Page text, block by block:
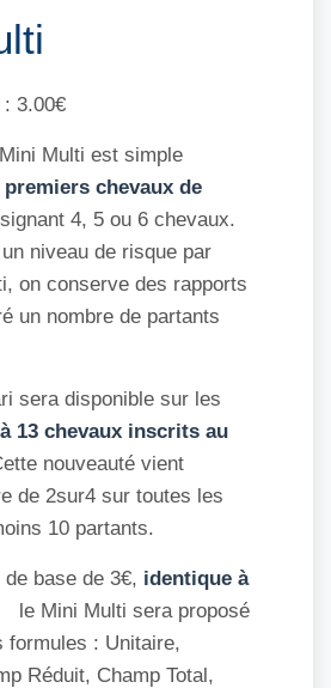
: 3.00€
Multi est simple
chevaux de
4, 5 ou 6 chevaux.
niveau de risque par
on conserve des rapports
un nombre de partants
sera disponible sur les
13 chevaux inscrits au
nouveauté vient
de 2sur4 sur toutes les
10 partants.
base de 3€, identique à
le Mini Multi sera proposé
formules : Unitaire,
Réduit, Champ Total,